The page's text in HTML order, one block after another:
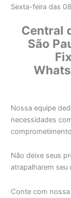
Sexta-feira das
Central
São
Nossa equipe
necessidades
Não deixe seus
atrapalharem seu
Conte com